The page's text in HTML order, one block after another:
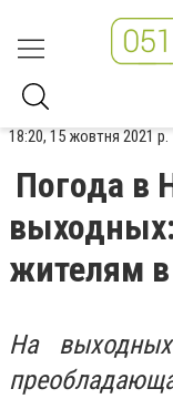
18:20, 15 жовтня 2021 р.
Погода в
жителям
На